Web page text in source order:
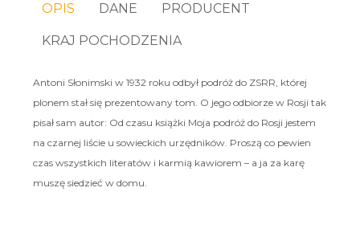
OPIS DANE PRODUCENT
KRAJ POCHODZENIA
Antoni Słonimski w 1932 roku odbył podróż do ZSRR, której
plonem stał się prezentowany tom. O jego odbiorze w Rosji tak
pisał sam autor: Od czasu książki Moja podróż do Rosji jestem
na czarnej liście u sowieckich urzędników. Proszą co pewien
czas wszystkich literatów i karmią kawiorem – a ja za karę
muszę siedzieć w domu.